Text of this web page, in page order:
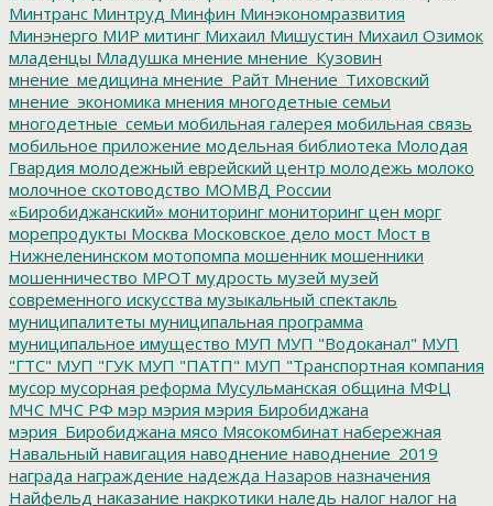
Минтранс Минтруд Минфин Минэкономразвития
Минэнерго МИР митинг Михаил Мишустин Михаил Озимок
младенцы Младушка мнение мнение_Кузовин
мнение_медицина мнение_Райт Мнение_Тиховский
мнение_экономика мнения многодетные семьи
многодетные_семьи мобильная галерея мобильная связь
мобильное приложение модельная библиотека Молодая
Гвардия молодежный еврейский центр молодежь молоко
молочное скотоводство МОМВД России
«Биробиджанский» мониторинг мониторинг цен морг
морепродукты Москва Московское дело мост Мост в
Нижнеленинском мотопомпа мошенник мошенники
мошенничество МРОТ мудрость музей музей
современного искусства музыкальный спектакль
муниципалитеты муниципальная программа
муниципальное имущество МУП МУП "Водоканал" МУП
"ГТС" МУП "ГУК МУП "ПАТП" МУП "Транспортная компания
мусор мусорная реформа Мусульманская община МФЦ
МЧС МЧС РФ мэр мэрия мэрия Биробиджана
мэрия_Биробиджана мясо Мясокомбинат набережная
Навальный навигация наводнение наводнение_2019
награда награждение надежда Назаров назначения
Найфельд наказание накркотики наледь налог налог на